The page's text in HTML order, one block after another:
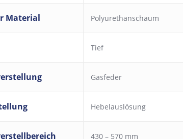
Material Polyurethanschaum
Tief
Gasfeder
Hebelauslösung
430 – 570 mm